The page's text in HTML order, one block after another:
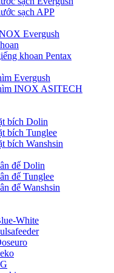
sạch APP
Evergush
khoan Pentax
Evergush
INOX ASITECH
bích Dolin
bích Tunglee
bích Wanshsin
đế Dolin
đế Tunglee
đế Wanshsin
White